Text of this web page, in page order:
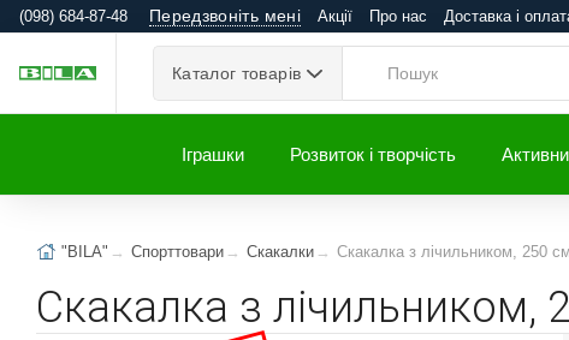
(098) 684-87-48 Передзвоніть мені Акції Про нас Доставка і
Каталог товарів
Іграшки Розвиток і творчість
"BILA" Спорттовари Скакалки Скакалка з лічильником, 250
Скакалка з лічильником,